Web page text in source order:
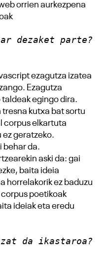
orrien aurkezpena
dezaket parte?
ezagutza izatea
Ezagutza
egingo dira.
tresna kutxa bat sortu
corpus elkartuta
ez geratzeko.
behar da.
aski da: gai
baita ideia
horrelakorik ez baduzu
poetikoak
ideiak eta eredu
da ikastaroa?